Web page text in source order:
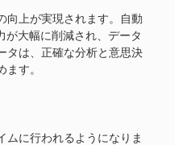
向上が実現されます。自動
が大幅に削減され、データ
タは、正確な分析と意思決
す。
ムに行われるようになりま